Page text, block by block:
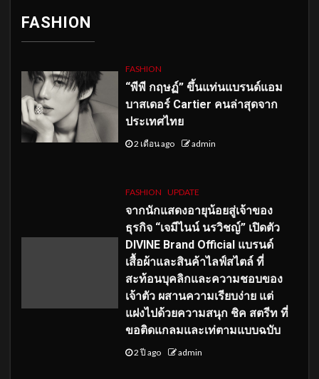
FASHION
FASHION
“พีพี กฤษฏ์” ขึ้นแท่นแบรนด์แอม
บาสเดอร์ Cartier คนล่าสุดจาก
ประเทศไทย
2 เดือน ago admin
FASHION UPDATE
จากนักแสดงอายุน้อยสู่เจ้าของ
ธุรกิจ “เจมีไนน์ นรวิชญ์” เปิดตัว
DIVINE Brand Official แบรนด์
เสื้อผ้าและสินค้าไลฟ์สไตล์ ที่
สะท้อนบุคลิกและความชอบของ
เจ้าตัว ผสานความเรียบง่าย แต่
แฝงไปด้วยความสนุก ชิค สตรีท ที่
ขอติดแกลมและเท่ตามแบบฉบับ
2 ปี ago admin